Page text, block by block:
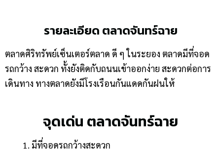
รายละเอียด ตลาดจันทร์ฉาย
ตลาดศิริทรัพย์เซ็นเตอร์ตลาด ดี ๆ ในระยอง ตลาดมีที่จอด
รถกว้าง สะดวก ทั้งยังติดกับถนนเข้าออกง่าย สะดวกต่อการ
เดินทาง ทางตลาดยังมีโรงเรือนกันแดดกันฝนให้
จุดเด่น ตลาดจันทร์ฉาย
มีที่จอดรถกว้างสะดวก